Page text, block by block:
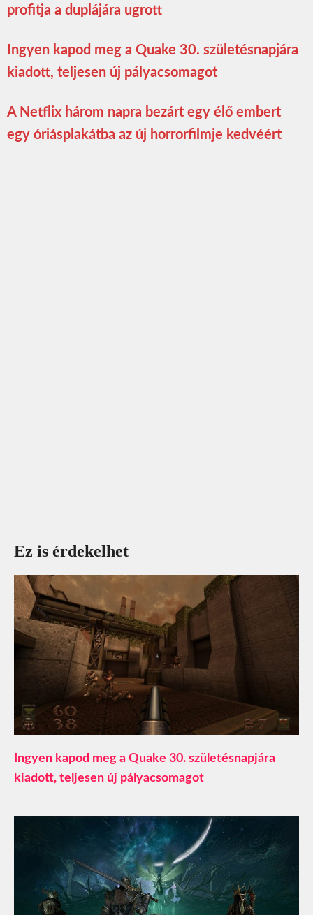
profitja a duplájára ugrott
Ingyen kapod meg a Quake 30. születésnapjára
kiadott, teljesen új pályacsomagot
A Netflix három napra bezárt egy élő embert
egy óriásplakátba az új horrorfilmje kedvéért
Ez is érdekelhet
Ingyen kapod meg a Quake 30. születésnapjára
kiadott, teljesen új pályacsomagot